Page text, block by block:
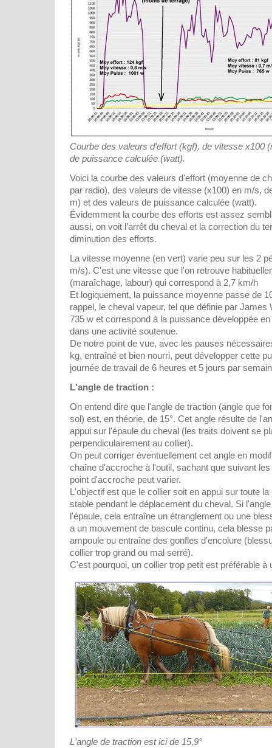
Courbe des valeurs d'effort (kgf), de vitesse x100
de puissance calculée (watt).
Voici la courbe des valeurs d'effort (moyenne de
par radio), des valeurs de vitesse (x100) en m/s,
m) et des valeurs de puissance calculée (watt).
Évidemment la courbe des efforts est assez
aussi, on voit l’arrêt du cheval et la correction du
diminution des efforts.
La vitesse moyenne (en vert) varie peu sur les 2
m/s). C'est une vitesse que l'on retrouve
(maraîchage, labour) qui correspond à 2,7 km/h
Et logiquement, la puissance moyenne passe de
rappel, le cheval vapeur, tel que définie par James
735 w et correspond à la puissance développée
dans une activité soutenue.
De notre point de vue, avec les pauses
kg, entraîné et bien nourri, peut développer cette
journée de travail de 6 heures et 5 jours par
L'angle de traction :
On entend dire que l'angle de traction (angle que
sol) est, en théorie, de 15°. Cet angle résulte de
appui sur l'épaule du cheval (les traits doivent se
perpendiculairement au collier).
On peut corriger éventuellement cet angle en
chaîne d'accroche à l'outil, sachant que suivant
point d'accroche peut varier.
L'objectif est que le collier soit en appui sur toute
stable pendant le déplacement du cheval. Si
l'épaule, cela entraîne un étranglement ou une
a un mouvement de bascule continu, cela blesse
ampoule ou entraîne des gonfles d'encolure
collier trop grand ou mal serré).
C'est pourquoi, un collier trop petit est préférable à
L'angle de traction est ici de 15,9°